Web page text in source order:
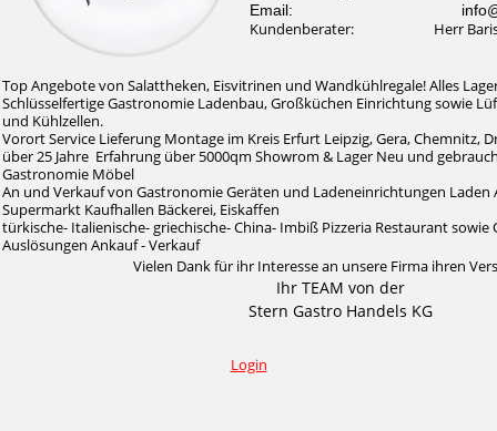
Email: info@stern-
Kundenberater: Herr Baris
Top Angebote von Salattheken, Eisvitrinen und Wandkühlregale! Alles
Schlüsselfertige Gastronomie Ladenbau, Großküchen Einrichtung sowie
und Kühlzellen.
Vorort Service Lieferung Montage im Kreis Erfurt Leipzig, Gera, Chemnitz,
über 25 Jahre Erfahrung über 5000qm Showrom & Lager Neu und
Gastronomie Möbel
An und Verkauf von Gastronomie Geräten und Ladeneinrichtungen
Supermarkt Kaufhallen Bäckerei, Eiskaffen
türkische- Italienische- griechische- China- Imbiß Pizzeria Restaurant sowie
Auslösungen Ankauf - Verkauf
Vielen Dank für ihr Interesse an unsere Firma ihren
Ihr TEAM von der
Stern Gastro Handels KG
Login